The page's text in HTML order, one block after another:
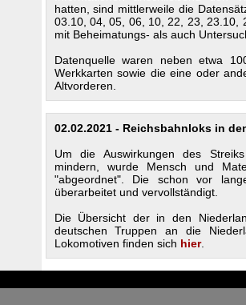
hatten, sind mittlerweile die
03.10, 04, 05, 06, 10, 22, 23, 23.10,
mit Beheimatungs- als auch
Datenquelle waren neben etwa
Werkkarten sowie die eine oder
Altvorderen.
02.02.2021 - Reichsbahnloks in
Um die Auswirkungen des
mindern, wurde Mensch und
"abgeordnet". Die schon vor
überarbeitet und vervollständigt.
Die Übersicht der in den
deutschen Truppen an die
Lokomotiven finden sich hier.